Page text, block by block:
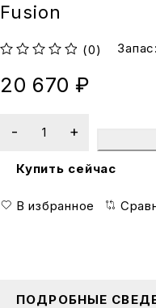
Fusion
(0) Запас:
20 670 ₽
Купить сейчас
В избранное
ПОДРОБНЫЕ